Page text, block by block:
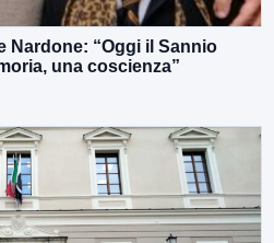
Nardone: “Oggi il Sannio
una coscienza”